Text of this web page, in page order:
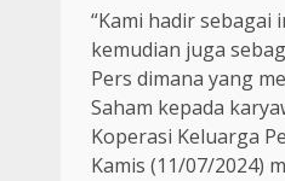
“Kami hadir sebagai
kemudian juga
Pers dimana yang
Saham kepada
Koperasi Keluarga
Kamis (11/07/2024)